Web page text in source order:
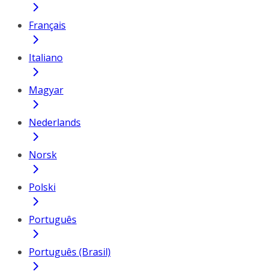
Français
Italiano
Magyar
Nederlands
Norsk
Polski
Português
Português (Brasil)